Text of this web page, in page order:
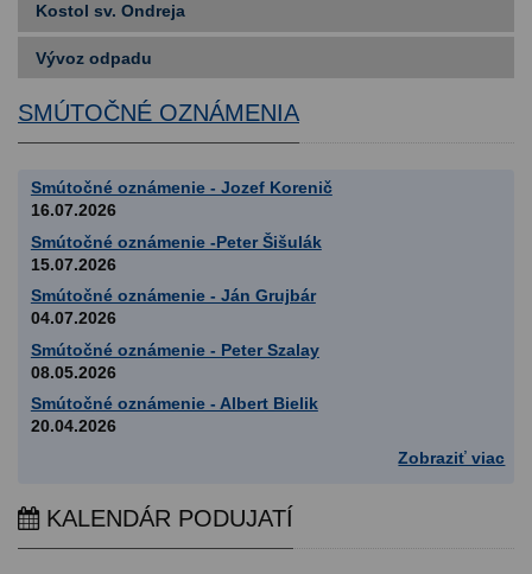
Kostol sv. Ondreja
Vývoz odpadu
SMÚTOČNÉ OZNÁMENIA
Smútočné oznámenie - Jozef Korenič
16.07.2026
Smútočné oznámenie -Peter Šišulák
15.07.2026
Smútočné oznámenie - Ján Grujbár
04.07.2026
Smútočné oznámenie - Peter Szalay
08.05.2026
Smútočné oznámenie - Albert Bielik
20.04.2026
Zobraziť viac
KALENDÁR PODUJATÍ